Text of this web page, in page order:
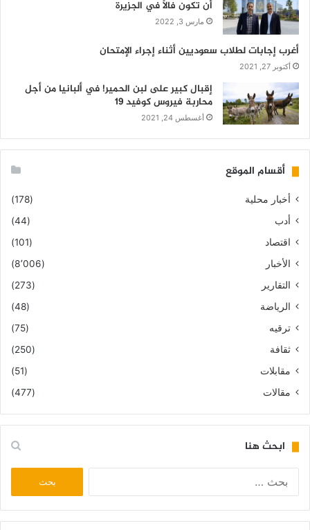
أن تكون فالاً في الجزيرة
مارس 3, 2022
أغرب إجابات لطلاب سعوديين أثناء إجراء الإمتحان
أكتوبر 27, 2021
إقبال كبير على لبن الحمير! في ألبانيا من أجل
محاربة فيروس كوفيد 19
أغسطس 24, 2021
أقسام الموقع
أخبار محلية
(178)
أدب
(44)
اقتصاد
(101)
الأخبار
(8٬006)
التقارير
(273)
الرياضة
(48)
ترقيه
(75)
ثقافة
(250)
مقابلات
(51)
مقالات
(477)
ابحث هنا